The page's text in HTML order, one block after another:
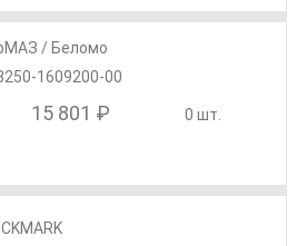
/ Беломо
1609200-00
15 801 ₽ 0 шт.